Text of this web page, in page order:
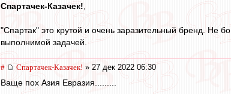
Спартачек-Казачек!
"Спартак" это крутой и очень заразительный бренд. Не
выполнимой задачей.
# Спартачек-Казачек! » 27 дек 2022 06:30
Ваще пох Азия Евразия.........